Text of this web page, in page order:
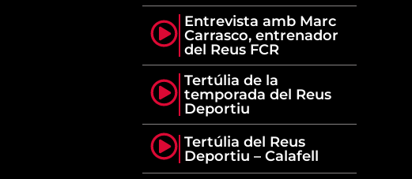
Entrevista amb Marc
Carrasco, entrenador
del Reus FCR
Tertúlia de la
temporada del Reus
Deportiu
Tertúlia del Reus
Deportiu – Calafell